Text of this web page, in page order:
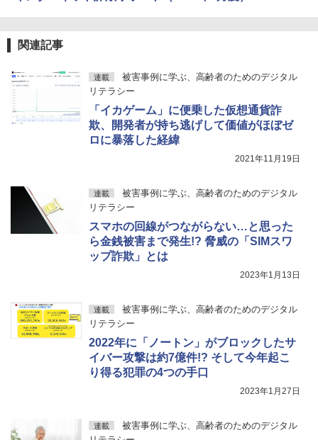
関連記事
連載
被害事例に学ぶ、高齢者のためのデジタル
リテラシー
「イカゲーム」に便乗した仮想通貨詐
欺、開発者が持ち逃げして価値がほぼゼ
ロに暴落した経緯
2021年11月19日
連載
被害事例に学ぶ、高齢者のためのデジタル
リテラシー
スマホの回線がつながらない…と思った
ら金銭被害まで発生!? 脅威の「SIMスワ
ップ詐欺」とは
2023年1月13日
連載
被害事例に学ぶ、高齢者のためのデジタル
リテラシー
2022年に「ノートン」がブロックしたサ
イバー攻撃は約7億件!? そして今年起こ
り得る犯罪の4つの手口
2023年1月27日
連載
被害事例に学ぶ、高齢者のためのデジタル